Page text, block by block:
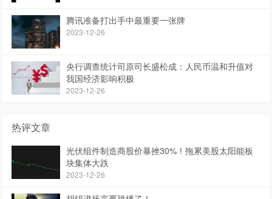
腾讯准备打出手中最重要一张牌
2023-12-26
央行调查统计司原司长盛松成：人民币温和升值对
我国经济影响积极
2023-12-26
热评文章
光伏组件制造商股价暴挫30%！拖累美股太阳能板
块集体大跌
2023-12-26